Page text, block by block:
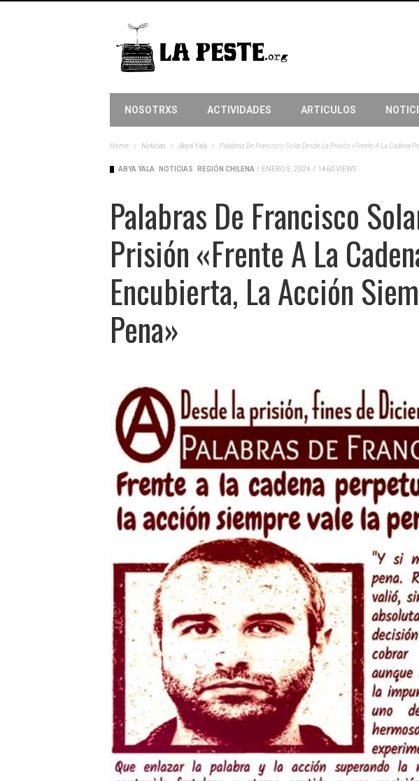
NOSOTRXS ACTIVIDADES ARTICULOS
Home Noticias Abya Yala Palabras De Francisco Solar Desde La Prisión «Frente A La Cadena
ABYA YALA NOTICIAS REGIÓN CHILENA / ENERO 5, 2024 / 1460 VIEWS
Palabras De Francisco
Prisión «Frente A La
Encubierta, La Acción
Pena»